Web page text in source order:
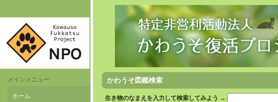
メインメニュー
ホーム
かわうそ図鑑検索
生き物のなまえを入力して検索してみよう →